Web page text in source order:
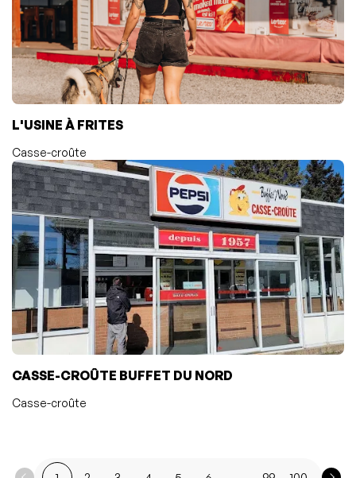
L'USINE À FRITES
Casse-croûte
CASSE-CROÛTE BUFFET DU NORD
Casse-croûte